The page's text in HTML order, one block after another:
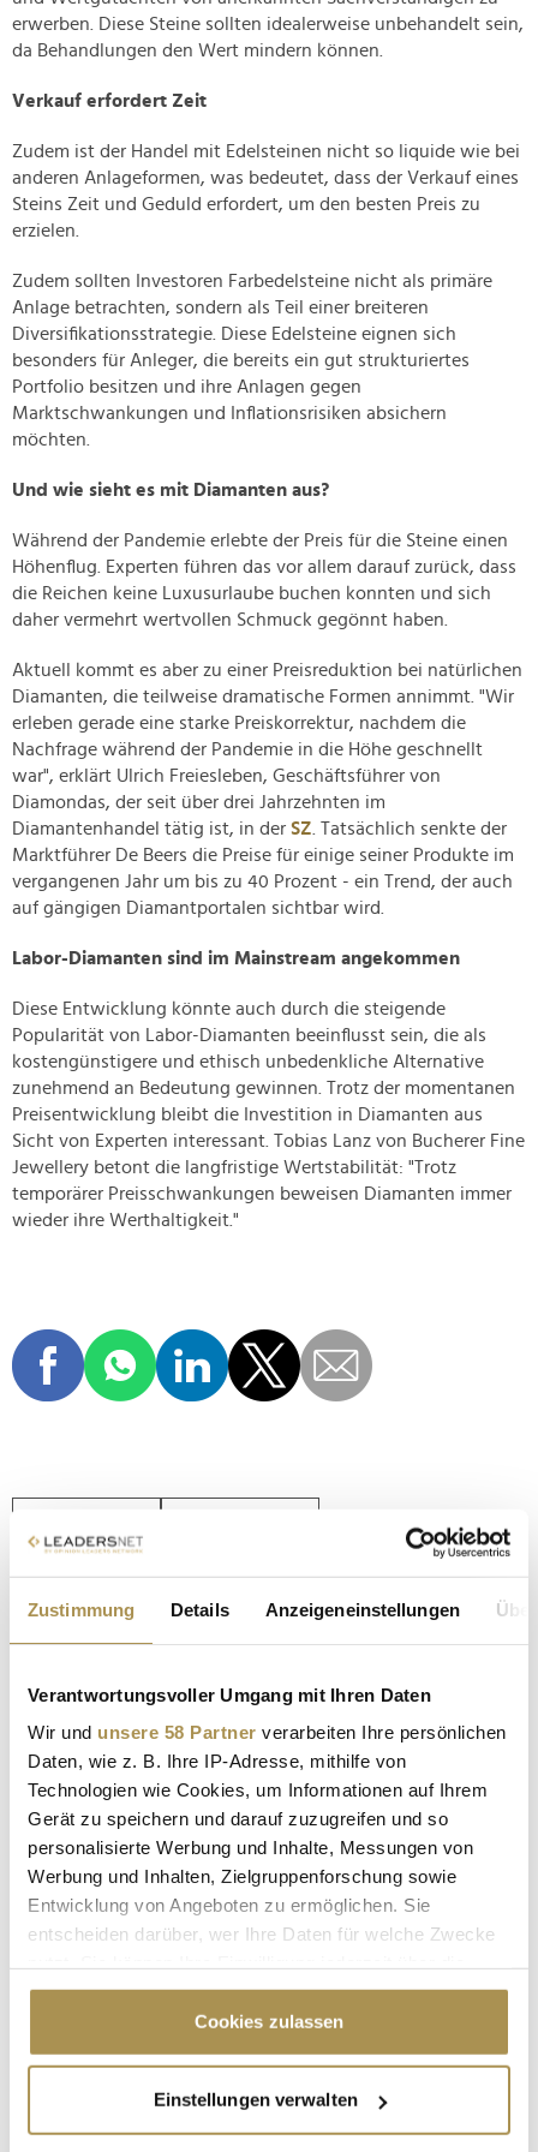
Zustimmung Details Anzeigeneinstellungen
Verantwortungsvoller Umgang mit Ihren Daten
Wir und unsere 58 Partner verarbeiten Ihre persönlichen
Daten, wie z. B. Ihre IP-Adresse, mithilfe von
Technologien wie Cookies, um Informationen auf Ihrem
Gerät zu speichern und darauf zuzugreifen und so
personalisierte Werbung und Inhalte, Messungen von
Werbung und Inhalten, Zielgruppenforschung sowie
Entwicklung von Angeboten zu ermöglichen. Sie
entscheiden darüber, wer Ihre Daten für welche Zwecke
Cookie-Erklärung oder durch Klicken auf das Privacy
Trigger Symbol ändern oder widerrufen
Informationen über Ihre geografische Lage
erfassen, welche bis auf einige Meter genau sein
Cookies zulassen
Einstellungen verwalten
erwerben. Diese Steine sollten idealerweise unbehandelt sein,
da Behandlungen den Wert mindern können.
Verkauf erfordert Zeit
Zudem ist der Handel mit Edelsteinen nicht so liquide wie bei
anderen Anlageformen, was bedeutet, dass der Verkauf eines
Steins Zeit und Geduld erfordert, um den besten Preis zu
erzielen.
Zudem sollten Investoren Farbedelsteine nicht als primäre
Anlage betrachten, sondern als Teil einer breiteren
Diversifikationsstrategie. Diese Edelsteine eignen sich
besonders für Anleger, die bereits ein gut strukturiertes
Portfolio besitzen und ihre Anlagen gegen
Marktschwankungen und Inflationsrisiken absichern
möchten.
Und wie sieht es mit Diamanten aus?
Während der Pandemie erlebte der Preis für die Steine einen
Höhenflug. Experten führen das vor allem darauf zurück, dass
die Reichen keine Luxusurlaube buchen konnten und sich
daher vermehrt wertvollen Schmuck gegönnt haben.
Aktuell kommt es aber zu einer Preisreduktion bei natürlichen
Diamanten, die teilweise dramatische Formen annimmt. "Wir
erleben gerade eine starke Preiskorrektur, nachdem die
Nachfrage während der Pandemie in die Höhe geschnellt
war", erklärt Ulrich Freiesleben, Geschäftsführer von
Diamondas, der seit über drei Jahrzehnten im
Diamantenhandel tätig ist, in der SZ . Tatsächlich senkte der
Marktführer De Beers die Preise für einige seiner Produkte im
vergangenen Jahr um bis zu 40 Prozent - ein Trend, der auch
auf gängigen Diamantportalen sichtbar wird.
Labor-Diamanten sind im Mainstream angekommen
Diese Entwicklung könnte auch durch die steigende
Popularität von Labor-Diamanten beeinflusst sein, die als
kostengünstigere und ethisch unbedenkliche Alternative
zunehmend an Bedeutung gewinnen. Trotz der momentanen
Preisentwicklung bleibt die Investition in Diamanten aus
Sicht von Experten interessant. Tobias Lanz von Bucherer Fine
Jewellery betont die langfristige Wertstabilität: "Trotz
temporärer Preisschwankungen beweisen Diamanten immer
wieder ihre Werthaltigkeit."
ANLAGE ANLAGESTRATEGIE
Kommentar veröffentlichen
Autor:*
Kommentar:*
Sicherheitscode bestätigen:*